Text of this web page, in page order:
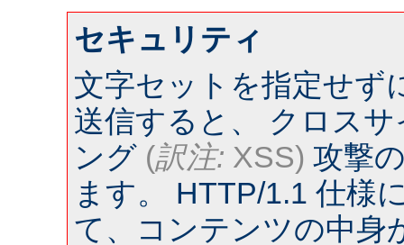
セキュリティ
文字セットを指定せず
送信すると、 クロス
ング (訳注: XSS) 攻撃
ます。 HTTP/1.1 仕様
て、コンテンツの中身